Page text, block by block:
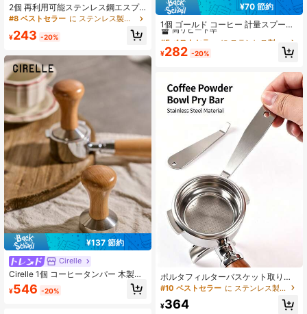
2個 再利用可能ステンレス鋼エスプ
レッソコーヒーフィルターバスケッ
ィルターに適合 学校に戻る
#8 ベストセラー に ステンレス製ドリンクウェア 永久コーヒーフィルター
¥243 -20%
¥137 節約
Cirelle
Cirelle 1個 コーヒータンパー 木製ハ
ンドル、ステンレス鋼エスプレッソ
プレスツール、コーヒー粉用、バリ
¥546 -20%
¥70 節約
1個 ゴールド コーヒー 計量スプーン
クリップ 学校用品 新学期準備
#5 ベストセラー
に ステンレス製ドリンクウェア その他のコーヒーツール
高リピート率
#5 ベストセラー
高リピート率
#5 ベストセラー
高リピート率
#5 ベストセラー
¥282 -20%
ポルタフィルターバスケット取り外
しツール ステンレス製 コーヒー粉カ
アクセサリー
#10 ベストセラー に ステンレス製ドリンクウェア その他のコーヒーツール
¥364